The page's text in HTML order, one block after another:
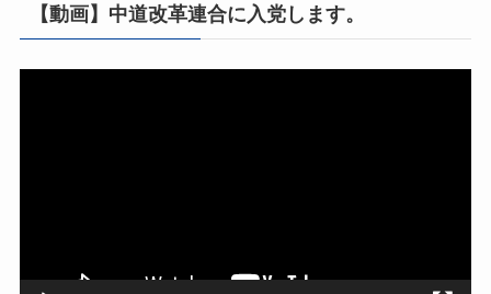
【動画】中道改革連合に入党します。